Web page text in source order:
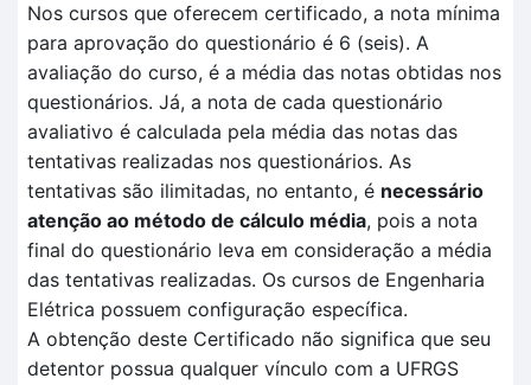
Nos cursos que oferecem certificado, a nota mínima
para aprovação do questionário é 6 (seis). A
avaliação do curso, é a média das notas obtidas nos
questionários. Já, a nota de cada questionário
avaliativo é calculada pela média das notas das
tentativas realizadas nos questionários. As
tentativas são ilimitadas, no entanto, é necessário
atenção ao método de cálculo média, pois a nota
final do questionário leva em consideração a média
das tentativas realizadas. Os cursos de Engenharia
Elétrica possuem configuração específica.
A obtenção deste Certificado não significa que seu
detentor possua qualquer vínculo com a UFRGS